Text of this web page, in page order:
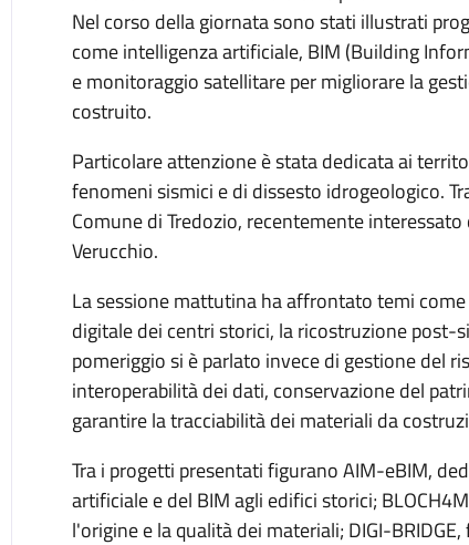
Nel corso della giornata sono stati illustrati
come intelligenza artificiale, BIM (Building
e monitoraggio satellitare per migliorare la
costruito.
Particolare attenzione è stata dedicata ai
fenomeni sismici e di dissesto idrogeologico.
Comune di Tredozio, recentemente
Verucchio.
La sessione mattutina ha affrontato temi
digitale dei centri storici, la ricostruzione
pomeriggio si è parlato invece di gestione del
interoperabilità dei dati, conservazione del
garantire la tracciabilità dei materiali da
Tra i progetti presentati figurano AIM-eBIM,
artificiale e del BIM agli edifici storici;
l'origine e la qualità dei materiali; DIGI-